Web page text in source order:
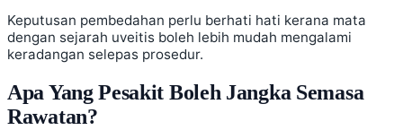
Keputusan pembedahan perlu berhati hati kerana mata
dengan sejarah uveitis boleh lebih mudah mengalami
keradangan selepas prosedur.
Apa Yang Pesakit Boleh Jangka Semasa
Rawatan?